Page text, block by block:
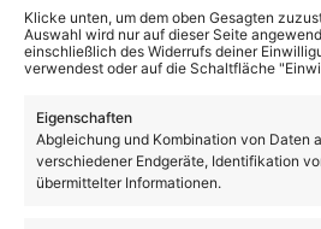
Klicke unten, um dem oben Gesagten
Auswahl wird nur auf dieser Seite
einschließlich des Widerrufs deiner
verwendest oder auf die Schaltfläche
Eigenschaften
Abgleichung und Kombination von Daten
verschiedener Endgeräte, Identifikation
übermittelter Informationen.
Das könnte Euch